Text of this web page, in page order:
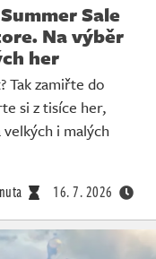
Sale
Na výběr
her
Tak zamiřte do
si z tisíce her,
i malých
16. 7. 2026